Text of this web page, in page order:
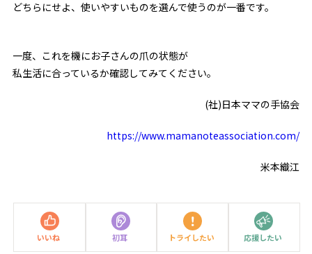
どちらにせよ、使いやすいものを選んで使うのが一番です。
一度、これを機にお子さんの爪の状態が
私生活に合っているか確認してみてください。
(社)日本ママの手協会
https://www.mamanoteassociation.com/
米本織江
いいね 初耳 トライしたい 応援したい